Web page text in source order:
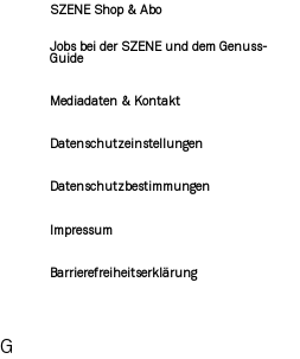
SZENE Shop & Abo
Jobs bei der SZENE und dem Genuss-
Guide
Mediadaten & Kontakt
Datenschutzeinstellungen
Datenschutzbestimmungen
Impressum
Barrierefreiheitserklärung